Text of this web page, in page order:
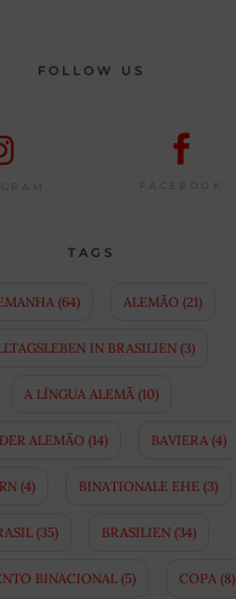
FOLLOW US
FACEBOOK
TAGS
(64) ALEMÃO (21)
IN BRASILIEN(3)
A LÍNGUA ALEMÃ (10)
ALEMÃO (14) BAVIERA (4)
(4) BINATIONALE EHE(3)
(35) BRASILIEN(34)
BINACIONAL(5) COPA (8)